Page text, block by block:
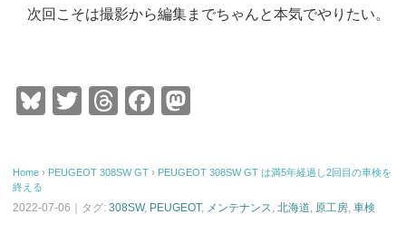
次回こそは撮影から編集までちゃんと本気でやりたい。
Bl
y
T
T
d
F
b
d
Home › PEUGEOT 308SW GT › PEUGEOT 308SW GT は満5年経過し2回目の車検を
終える
2022-07-06｜タグ: 308SW, PEUGEOT, メンテナンス, 北海道, 原工房, 車検